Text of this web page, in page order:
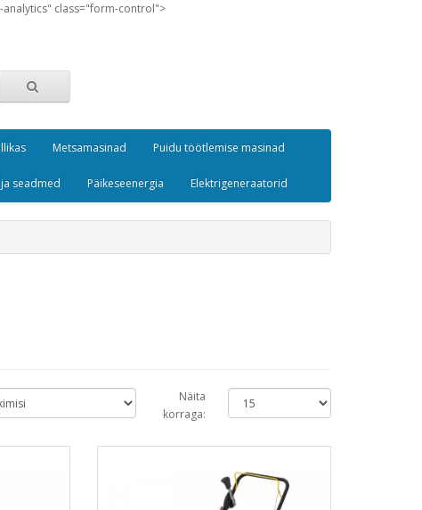
class="form-control">
Metsamasinad Puidu töötlemise masinad
seadmed Päikeseenergia Elektrigeneraatorid
Näita
korraga: